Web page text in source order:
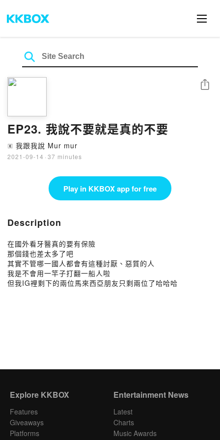
EP23. 我說不要就是真的不要
🄴 我跟我說 Mur mur
2021-09-14 · 37 minutes
Share
Play in KKBOX app for free
Description
在國外看牙醫真的要有保險
那個錢也差太多了吧
其實不管哪一國人都會有這種討厭、惡質的人
我是不會用一竿子打翻一船人啦
但我IG裡剩下的兩位馬來西亞朋友只剩兩位了哈哈哈
Explore KKBOX
Features
Giveaways
Platforms
Entertainment News
Latest
Charts
Music Awards